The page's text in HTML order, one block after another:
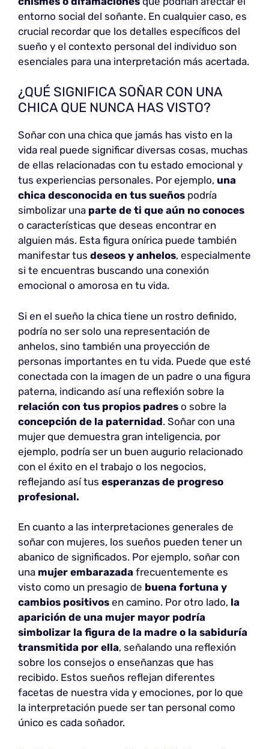
entorno social del soñante. En cualquier caso, es
crucial recordar que los detalles específicos del
sueño y el contexto personal del individuo son
esenciales para una interpretación más acertada.
¿QUÉ SIGNIFICA SOÑAR CON UNA
CHICA QUE NUNCA HAS VISTO?
Soñar con una chica que jamás has visto en la
vida real puede significar diversas cosas, muchas
de ellas relacionadas con tu estado emocional y
tus experiencias personales. Por ejemplo, una
chica desconocida en tus sueños podría
simbolizar una parte de ti que aún no conoces
o características que deseas encontrar en
alguien más. Esta figura onírica puede también
manifestar tus deseos y anhelos, especialmente
si te encuentras buscando una conexión
emocional o amorosa en tu vida.
Si en el sueño la chica tiene un rostro definido,
podría no ser solo una representación de
anhelos, sino también una proyección de
personas importantes en tu vida. Puede que esté
conectada con la imagen de un padre o una figura
paterna, indicando así una reflexión sobre la
relación con tus propios padres o sobre la
concepción de la paternidad. Soñar con una
mujer que demuestra gran inteligencia, por
ejemplo, podría ser un buen augurio relacionado
con el éxito en el trabajo o los negocios,
reflejando así tus esperanzas de progreso
profesional.
En cuanto a las interpretaciones generales de
soñar con mujeres, los sueños pueden tener un
abanico de significados. Por ejemplo, soñar con
una mujer embarazada frecuentemente es
visto como un presagio de buena fortuna y
cambios positivos en camino. Por otro lado, la
aparición de una mujer mayor podría
simbolizar la figura de la madre o la sabiduría
transmitida por ella, señalando una reflexión
sobre los consejos o enseñanzas que has
recibido. Estos sueños reflejan diferentes
facetas de nuestra vida y emociones, por lo que
la interpretación puede ser tan personal como
único es cada soñador.